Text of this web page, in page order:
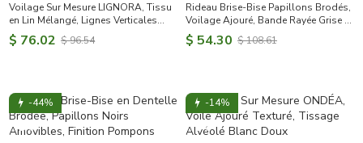
Voilage Sur Mesure LIGNORA, Tissu
en Lin Mélangé, Lignes Verticales
Tissées
$ 76.02 $ 96.54
Rideau Brise-Bise Papillons Brodés,
Voilage Ajouré, Bande Rayée Grise et
Finition Pompons
$ 54.30 $ 108.61
-44% -14%